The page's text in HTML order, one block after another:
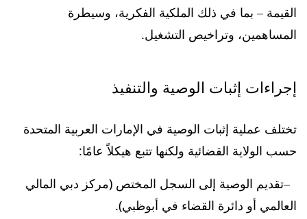
القيمة – بما في ذلك الملكية الفكرية، وسيطرة
المساهمين، وتراخيص التشغيل.
إجراءات إثبات الوصية والتنفيذ
تختلف عملية إثبات الوصية في الإمارات العربية المتحدة
حسب الولاية القضائية ولكنها تتبع هيكلاً عامًا:
تقديم الوصية إلى السجل المختص (مركز دبي المالي
العالمي أو دائرة القضاء في أبوظبي).